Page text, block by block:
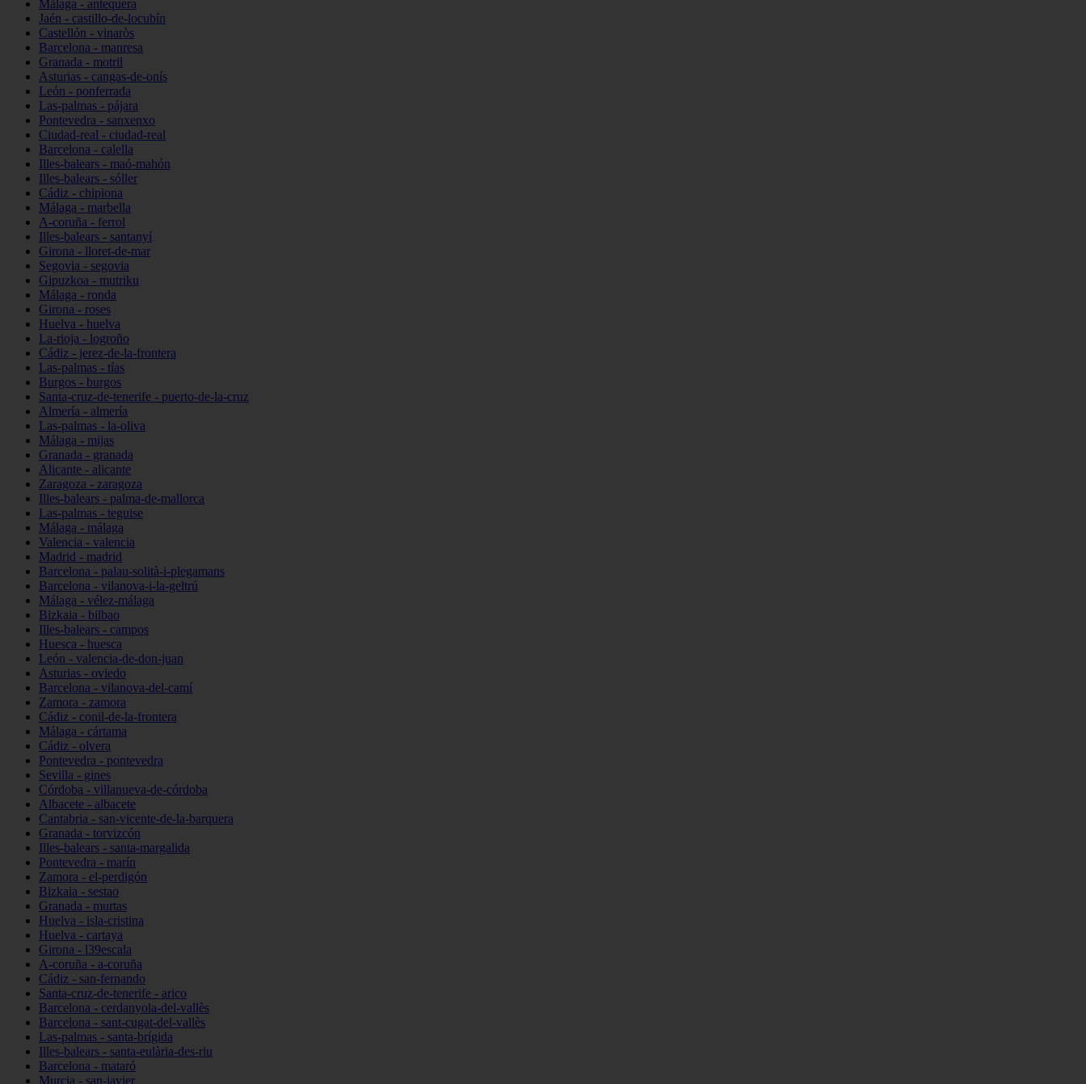
Málaga - antequera
Jaén - castillo-de-locubín
Castellón - vinaròs
Barcelona - manresa
Granada - motril
Asturias - cangas-de-onís
León - ponferrada
Las-palmas - pájara
Pontevedra - sanxenxo
Ciudad-real - ciudad-real
Barcelona - calella
Illes-balears - maó-mahón
Illes-balears - sóller
Cádiz - chipiona
Málaga - marbella
A-coruña - ferrol
Illes-balears - santanyí
Girona - lloret-de-mar
Segovia - segovia
Gipuzkoa - mutriku
Málaga - ronda
Girona - roses
Huelva - huelva
La-rioja - logroño
Cádiz - jerez-de-la-frontera
Las-palmas - tías
Burgos - burgos
Santa-cruz-de-tenerife - puerto-de-la-cruz
Almería - almería
Las-palmas - la-oliva
Málaga - mijas
Granada - granada
Alicante - alicante
Zaragoza - zaragoza
Illes-balears - palma-de-mallorca
Las-palmas - teguise
Málaga - málaga
Valencia - valencia
Madrid - madrid
Barcelona - palau-solità-i-plegamans
Barcelona - vilanova-i-la-geltrú
Málaga - vélez-málaga
Bizkaia - bilbao
Illes-balears - campos
Huesca - huesca
León - valencia-de-don-juan
Asturias - oviedo
Barcelona - vilanova-del-camí
Zamora - zamora
Cádiz - conil-de-la-frontera
Málaga - cártama
Cádiz - olvera
Pontevedra - pontevedra
Sevilla - gines
Córdoba - villanueva-de-córdoba
Albacete - albacete
Cantabria - san-vicente-de-la-barquera
Granada - torvizcón
Illes-balears - santa-margalida
Pontevedra - marín
Zamora - el-perdigón
Bizkaia - sestao
Granada - murtas
Huelva - isla-cristina
Huelva - cartaya
Girona - l39escala
A-coruña - a-coruña
Cádiz - san-fernando
Santa-cruz-de-tenerife - arico
Barcelona - cerdanyola-del-vallès
Barcelona - sant-cugat-del-vallès
Las-palmas - santa-brígida
Illes-balears - santa-eulària-des-riu
Barcelona - mataró
Murcia - san-javier